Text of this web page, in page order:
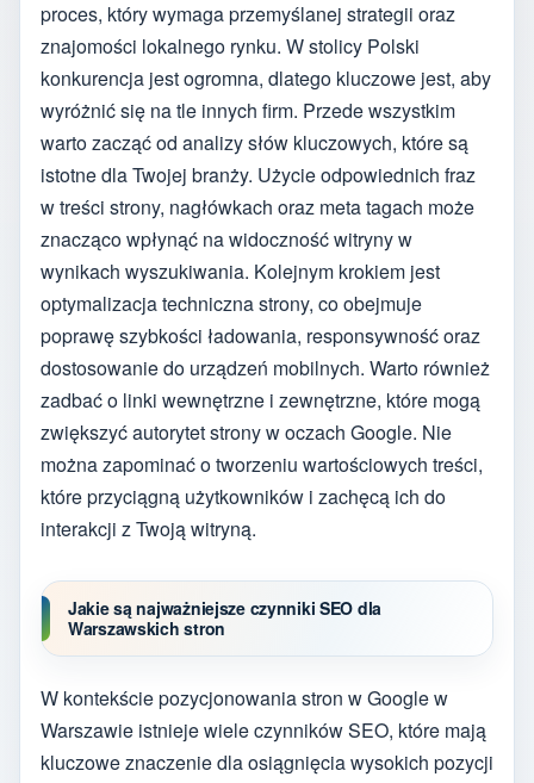
proces, który wymaga przemyślanej strategii oraz
znajomości lokalnego rynku. W stolicy Polski
konkurencja jest ogromna, dlatego kluczowe jest, aby
wyróżnić się na tle innych firm. Przede wszystkim
warto zacząć od analizy słów kluczowych, które są
istotne dla Twojej branży. Użycie odpowiednich fraz
w treści strony, nagłówkach oraz meta tagach może
znacząco wpłynąć na widoczność witryny w
wynikach wyszukiwania. Kolejnym krokiem jest
optymalizacja techniczna strony, co obejmuje
poprawę szybkości ładowania, responsywność oraz
dostosowanie do urządzeń mobilnych. Warto również
zadbać o linki wewnętrzne i zewnętrzne, które mogą
zwiększyć autorytet strony w oczach Google. Nie
można zapominać o tworzeniu wartościowych treści,
które przyciągną użytkowników i zachęcą ich do
interakcji z Twoją witryną.
Jakie są najważniejsze czynniki SEO dla
Warszawskich stron
W kontekście pozycjonowania stron w Google w
Warszawie istnieje wiele czynników SEO, które mają
kluczowe znaczenie dla osiągnięcia wysokich pozycji